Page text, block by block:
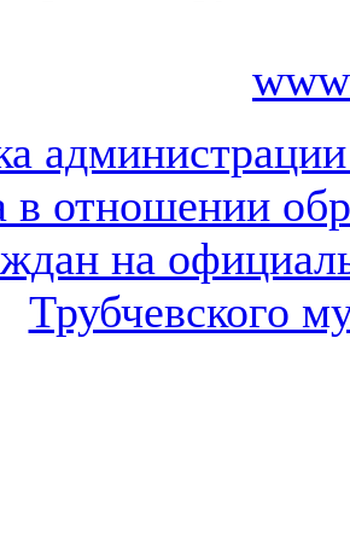
в отношении
на
Трубчевского